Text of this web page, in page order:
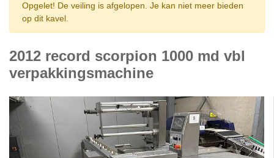
Opgelet! De veiling is afgelopen. Je kan niet meer bieden
op dit kavel.
2012 record scorpion 1000 md vbl
verpakkingsmachine